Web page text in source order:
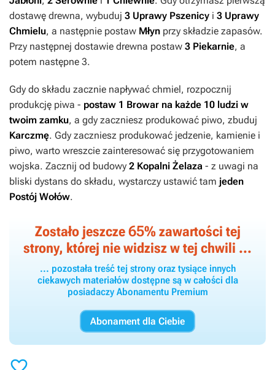
dostawę drewna, wybuduj 3 Uprawy Pszenicy i 3 Uprawy
Chmielu, a następnie postaw Młyn przy składzie zapasów.
Przy następnej dostawie drewna postaw 3 Piekarnie, a
potem następne 3.
Gdy do składu zacznie napływać chmiel, rozpocznij
produkcję piwa - postaw 1 Browar na każde 10 ludzi w
twoim zamku, a gdy zaczniesz produkować piwo, zbuduj
Karczmę. Gdy zaczniesz produkować jedzenie, kamienie i
piwo, warto wreszcie zainteresować się przygotowaniem
wojska. Zacznij od budowy 2 Kopalni Żelaza - z uwagi na
bliski dystans do składu, wystarczy ustawić tam jeden
Postój Wołów.
Zostało jeszcze65% zawartości tej
strony, której nie widzisz w tej chwili ...
... pozostała treść tej strony oraz tysiące innych
ciekawych materiałów dostępne są w całości dla
posiadaczy Abonamentu Premium
Abonament dla Ciebie